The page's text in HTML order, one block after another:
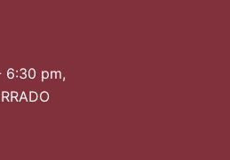
6:30 pm,